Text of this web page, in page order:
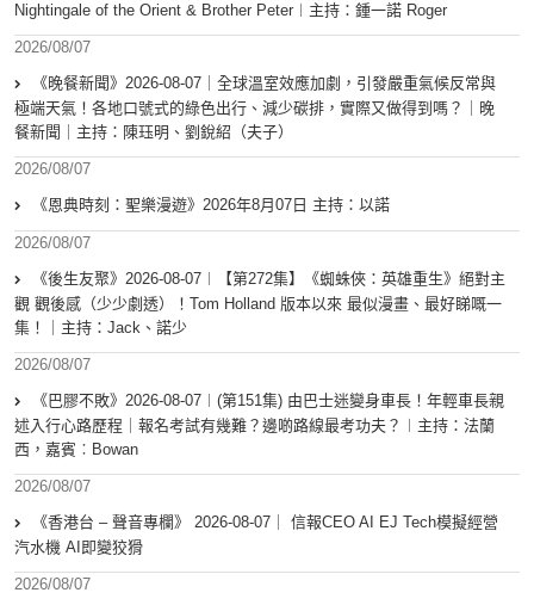
Nightingale of the Orient & Brother Peter︱主持：鍾一諾 Roger
2026/08/07
《晚餐新聞》2026-08-07｜全球溫室效應加劇，引發嚴重氣候反常與
極端天氣！各地口號式的綠色出行、減少碳排，實際又做得到嗎？｜晚
餐新聞｜主持：陳珏明、劉銳紹（夫子）
2026/08/07
《恩典時刻：聖樂漫遊》2026年8月07日 主持：以諾
2026/08/07
《後生友聚》2026-08-07︱【第272集】《蜘蛛俠：英雄重生》絕對主
觀 觀後感（少少劇透）！Tom Holland 版本以來 最似漫畫、最好睇嘅一
集！｜主持：Jack、諾少
2026/08/07
《巴膠不敗》2026-08-07︱(第151集) 由巴士迷變身車長！年輕車長親
述入行心路歷程｜報名考試有幾難？邊啲路線最考功夫？︱主持：法蘭
西，嘉賓︰Bowan
2026/08/07
《香港台 – 聲音專欄》 2026-08-07｜ 信報CEO AI EJ Tech模擬經營
汽水機 AI即變狡猾
2026/08/07